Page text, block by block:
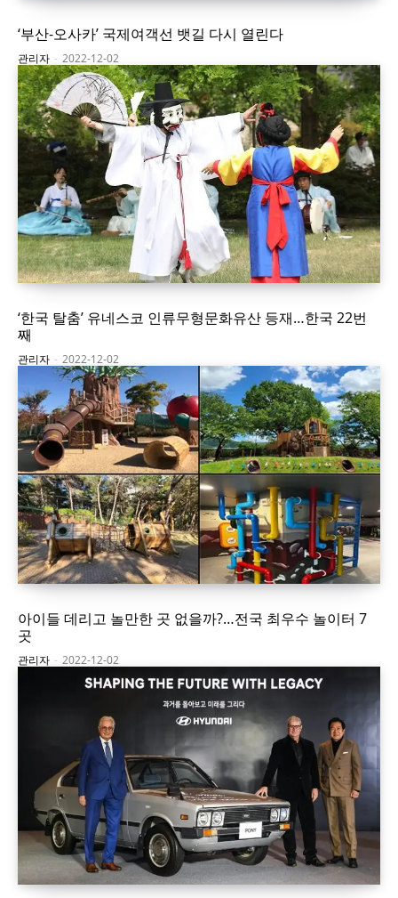
‘부산-오사카’ 국제여객선 뱃길 다시 열린다
관리자 - 2022-12-02
‘한국 탈춤’ 유네스코 인류무형문화유산 등재…한국 22번
째
관리자 - 2022-12-02
아이들 데리고 놀만한 곳 없을까?…전국 최우수 놀이터 7
곳
관리자 - 2022-12-02